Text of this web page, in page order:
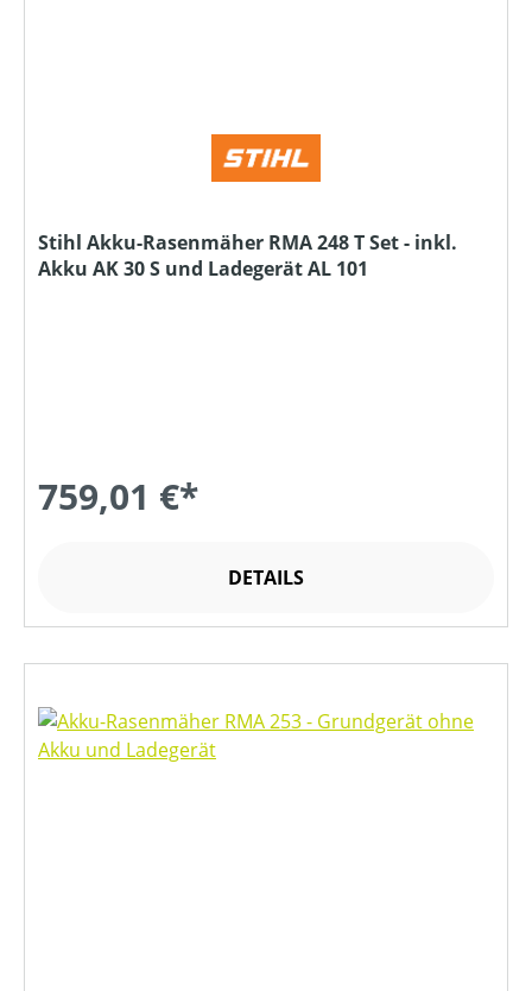
Stihl Akku-Rasenmäher RMA 248 T Set - inkl.
Akku AK 30 S und Ladegerät AL 101
759,01 €*
DETAILS